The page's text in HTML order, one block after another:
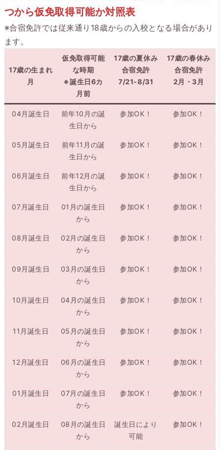
つから仮免取得可能か対照表
※合宿免許では従来通り18歳からの入校となる場合があり
ます。
17歳の生まれ
月
仮免取得可能
な時期
※誕生日6カ
月前
17歳の夏休み
合宿免許
7/21-8/31
17歳の春休み
合宿免許
2月・3月
04月誕生日
前年10月の誕
生日から
参加OK！ 参加OK！
05月誕生日
前年11月の誕
生日から
参加OK！ 参加OK！
06月誕生日
前年12月の誕
生日から
参加OK！ 参加OK！
07月誕生日
01月の誕生日
から
参加OK！ 参加OK！
08月誕生日
02月の誕生日
から
参加OK！ 参加OK！
09月誕生日
03月の誕生日
から
参加OK！ 参加OK！
10月誕生日
04月の誕生日
から
参加OK！ 参加OK！
11月誕生日
05月の誕生日
から
参加OK！ 参加OK！
12月誕生日
06月の誕生日
から
参加OK！ 参加OK！
01月誕生日
07月の誕生日
から
参加OK！ 参加OK！
02月誕生日
08月の誕生日
から
誕生日により
可能
参加OK！